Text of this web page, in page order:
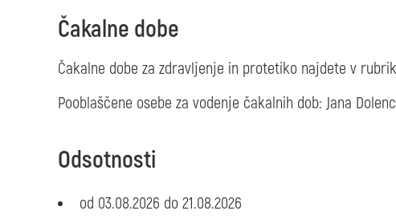
Čakalne dobe
Čakalne dobe za zdravljenje in protetiko najdete v
Pooblaščene osebe za vodenje čakalnih dob: Jana
Odsotnosti
od 03.08.2026 do 21.08.2026